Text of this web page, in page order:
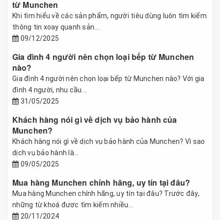
từ Munchen
Khi tìm hiểu về các sản phẩm, người tiêu dùng luôn tìm kiếm
thông tin xoay quanh sản...
09/12/2025
Gia đình 4 người nên chọn loại bếp từ Munchen
nào?
Gia đình 4 người nên chọn loại bếp từ Munchen nào? Với gia
đình 4 người, nhu cầu...
31/05/2025
Khách hàng nói gì về dịch vụ bảo hành của
Munchen?
Khách hàng nói gì về dịch vụ bảo hành của Munchen? Vì sao
dịch vụ bảo hành là...
09/05/2025
Mua hàng Munchen chính hãng, uy tín tại đâu?
Mua hàng Munchen chính hãng, uy tín tại đâu? Trước đây,
những từ khoá được tìm kiếm nhiều...
20/11/2024